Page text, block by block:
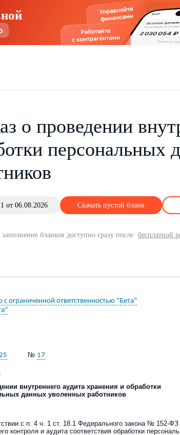
о проведении
персональных
от 06.08.2026 Скачать пустой бланк
бланков доступно сразу после бесплатной
с ограниченной ответственностью "Бета"
№ 17
внутреннего аудита хранения и обработки
данных уволенных работников
с п. 4 ч. 1 ст. 18.1 Федерального закона № 152-ФЗ
контроля и аудита соответствия обработки